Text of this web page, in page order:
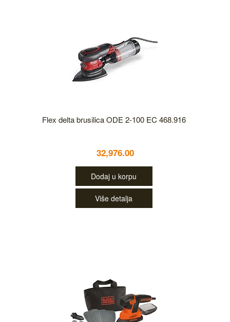
Flex delta brusilica ODE 2-100 EC 468.916
32,976.00
Dodaj u korpu
Više detalja